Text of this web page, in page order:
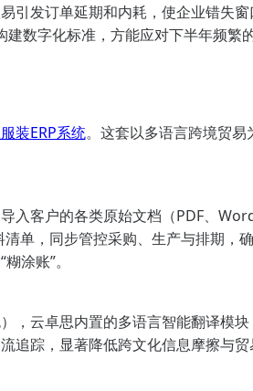
引发订单延期和内耗，使企业错失窗
数字化标准，方能应对下半年频繁
装ERP系统。这套以多语言跨境贸易
入客户的各类原始文档（PDF、Word
单，同步管控采购、生产与排期，
涂账”。
，云卓思内置的多语言智能翻译模块
追踪，显著降低跨文化信息摩擦与贸